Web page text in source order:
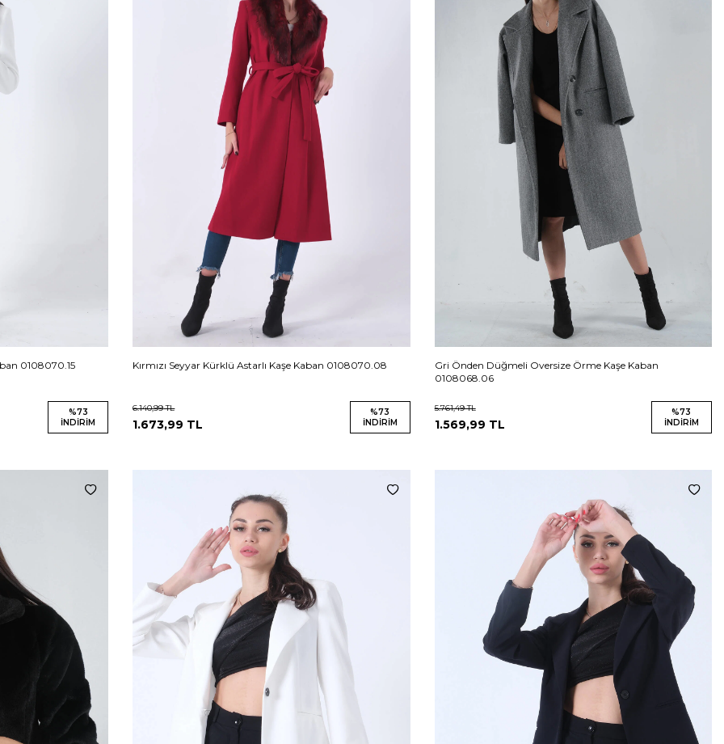
0108070.15
%73
İNDIRIM
Kırmızı Seyyar Kürklü Astarlı Kaşe Kaban 0108070.08
6.140,99TL
1.673,99 TL
%73
İNDIRIM
Gri Önden Düğmeli Oversize Örme Kaşe Kaban
0108068.06
5.761,49TL
1.569,99 TL
%73
İNDIRIM